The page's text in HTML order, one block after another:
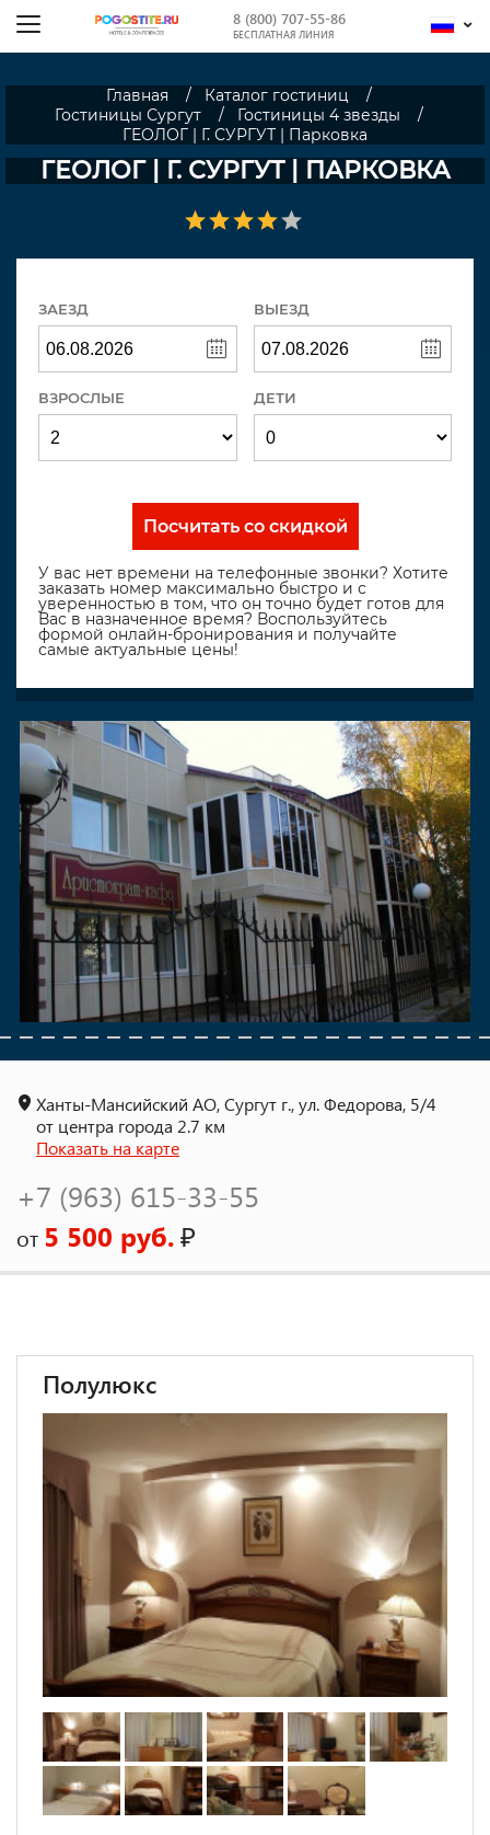
8 (800) 707-55-86
БЕСПЛАТНАЯ ЛИНИЯ
Главная
Каталог гостиниц
Гостиницы Сургут
Гостиницы 4 звезды
ГЕОЛОГ | Г. СУРГУТ | Парковка
ГЕОЛОГ | Г. СУРГУТ | ПАРКОВКА
ЗАЕЗД ВЫЕЗД
ВЗРОСЛЫЕ ДЕТИ
Посчитать со скидкой
У вас нет времени на телефонные звонки? Хотите
заказать номер максимально быстро и с
уверенностью в том, что он точно будет готов для
Вас в назначенное время? Воспользуйтесь
формой онлайн-бронирования и получайте
самые актуальные цены!
Ханты-Мансийский АО, Сургут г., ул. Федорова, 5/4
от центра города 2.7 км
Показать на карте
+7 (963) 615-33-55
от 5 500 руб.₽
Полулюкс